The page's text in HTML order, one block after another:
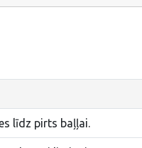
līdz pirts baļļai.